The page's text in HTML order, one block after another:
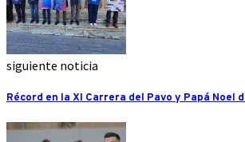
siguiente noticia
Récord en la XI Carrera del Pavo y Papá Noel